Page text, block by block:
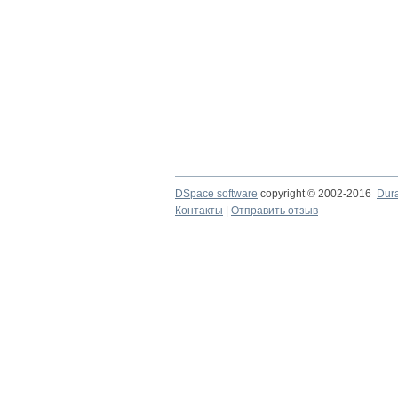
DSpace software copyright © 2002-2016
Контакты
Отправить отзыв